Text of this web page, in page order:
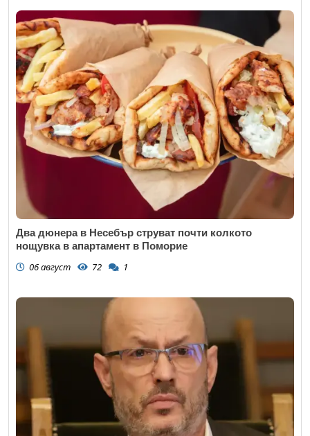
Два дюнера в Несебър струват почти колкото
нощувка в апартамент в Поморие
06 август 72 1